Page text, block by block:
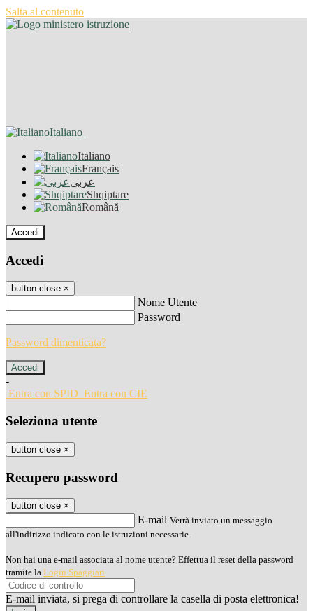
Salta al contenuto
Italiano
Italiano
Français
عربى
Shqiptare
Română
Accedi
Accedi
button close ×
Nome Utente
Password
Password dimenticata?
-
Entra con SPID Entra con CIE
Seleziona utente
button close ×
Recupero password
button close ×
E-mail Verrà inviato un messaggio
all'indirizzo indicato con le istruzioni necessarie.
Non hai una e-mail associata al nome utente? Effettua il reset della password
tramite la Login Spaggiari
E-mail inviata, si prega di controllare la casella di posta elettronica!